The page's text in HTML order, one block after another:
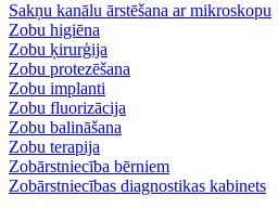
Sakņu kanālu ārstēšana ar mikroskopu
Zobu higiēna
Zobu ķirurģija
Zobu protezēšana
Zobu implanti
Zobu fluorizācija
Zobu balināšana
Zobu terapija
Zobārstniecība bērniem
Zobārstniecības diagnostikas kabinets